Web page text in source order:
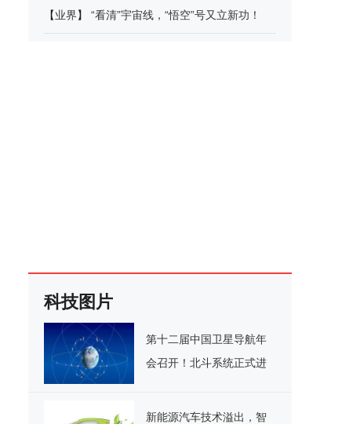
【业界】 “看清”宇宙线，“悟空”号又立新功！
科技图片
第十二届中国卫星导航年
会召开！北斗系统正式进
新能源汽车技术溢出，智